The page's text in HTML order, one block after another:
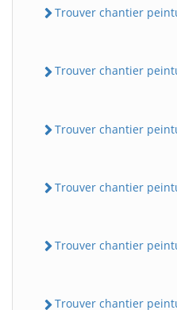
Trouver chantier
Trouver chantier
Trouver chantier
Trouver chantier
Trouver chantier
Trouver chantier